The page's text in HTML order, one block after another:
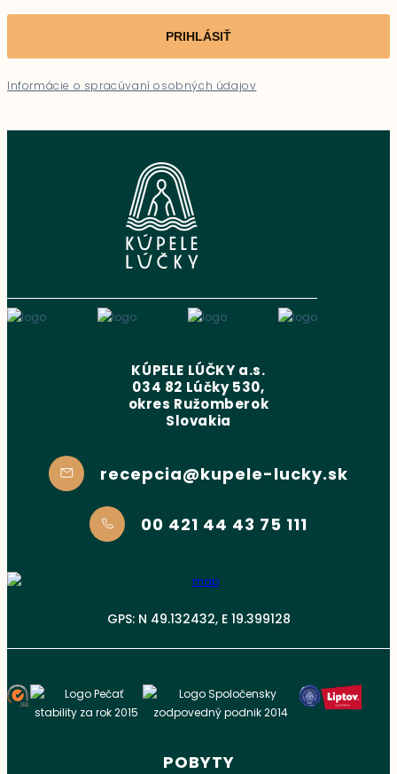
PRIHLÁSIŤ
Informácie o spracúvaní osobných údajov
KÚPELE LÚČKY a.s.
034 82 Lúčky 530,
okres Ružomberok
Slovakia
recepcia@kupele-lucky.sk
00 421 44 43 75 111
GPS: N 49.132432, E 19.399128
POBYTY